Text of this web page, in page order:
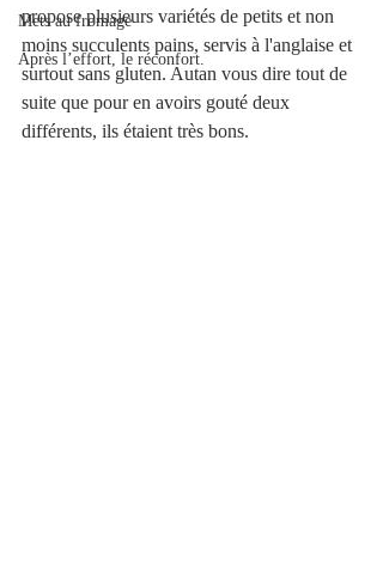
Mets au fromage
Après l’effort, le réconfort.
propose plusieurs variétés de petits et non
moins succulents pains, servis à l'anglaise et
surtout sans gluten. Autan vous dire tout de
suite que pour en avoirs gouté deux
différents, ils étaient très bons.